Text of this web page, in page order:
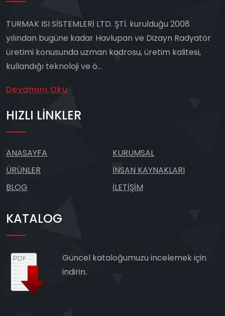
TURMAK ISI SİSTEMLERİ LTD. ŞTİ. kurulduğu 2008
yılından bugüne kadar Havlupan ve Dizayn Radyatör
üretimi konusunda uzman kadrosu, üretim kalitesi,
kullandığı teknoloji ve ö...
Devamını Oku
HIZLI LINKLER
ANASAYFA
KURUMSAL
ÜRÜNLER
İNSAN KAYNAKLARI
BLOG
İLETIŞIM
KATALOG
Güncel kataloğumuzu incelemek için
indirin.